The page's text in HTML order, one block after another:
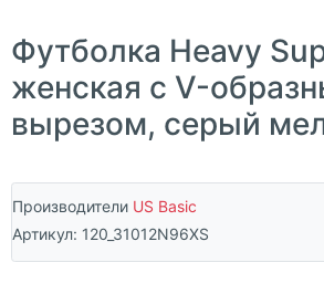
Футболка Heavy
женская с V-
вырезом, серый
Производители US Basic
Артикул: 120_31012N96XS